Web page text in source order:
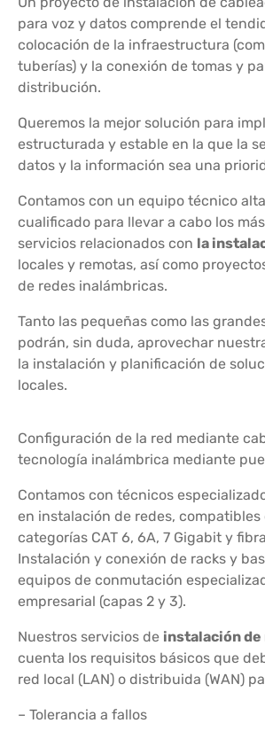
para voz y datos comprende el
colocación de la infraestructura
tuberías) y la conexión de tomas y
distribución.
Queremos la mejor solución para
estructurada y estable en la que la
datos y la información sea una
Contamos con un equipo técnico
cualificado para llevar a cabo los
servicios relacionados con la
locales y remotas, así como
de redes inalámbricas.
Tanto las pequeñas como las
podrán, sin duda, aprovechar
la instalación y planificación de
locales.
Configuración de la red mediante
tecnología inalámbrica mediante
Contamos con técnicos
en instalación de redes, compatibles
categorías CAT 6, 6A, 7 Gigabit y
Instalación y conexión de racks y
equipos de conmutación
empresarial (capas 2 y 3).
Nuestros servicios de instalación de
cuenta los requisitos básicos que
red local (LAN) o distribuida (WAN)
– Tolerancia a fallos